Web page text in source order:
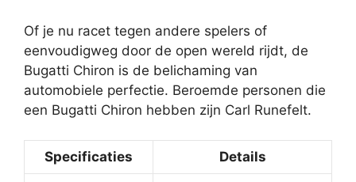
Of je nu racet tegen andere spelers of
eenvoudigweg door de open wereld rijdt, de
Bugatti Chiron is de belichaming van
automobiele perfectie. Beroemde personen die
een Bugatti Chiron hebben zijn Carl Runefelt.
Specificaties Details